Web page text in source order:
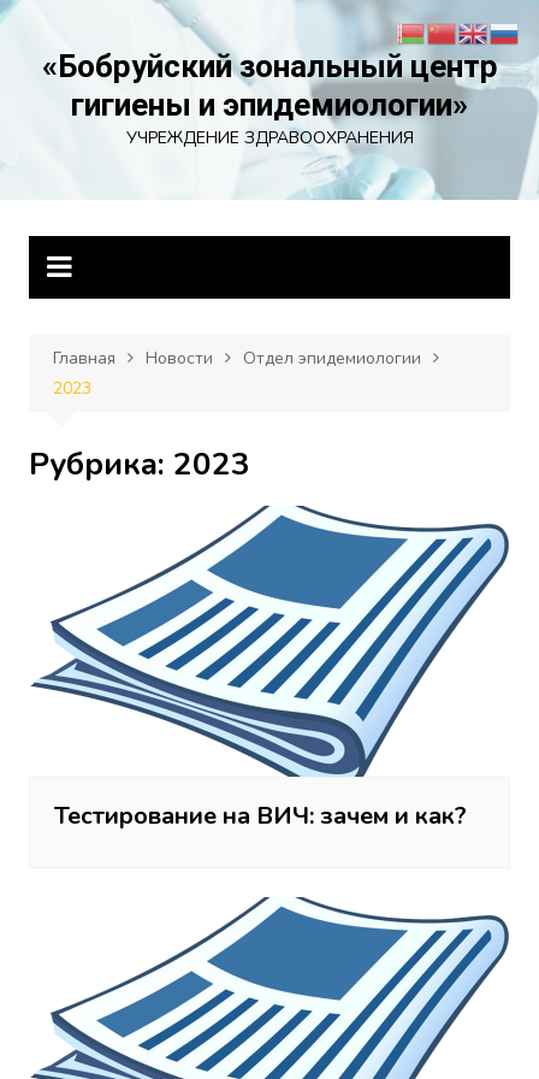
Перейти
содержимому
«Бобруйский зональный центр
гигиены и эпидемиологии»
УЧРЕЖДЕНИЕ ЗДРАВООХРАНЕНИЯ
Главная Новости
Отдел эпидемиологии
2023
Рубрика: 2023
Тестирование на ВИЧ: зачем и как?